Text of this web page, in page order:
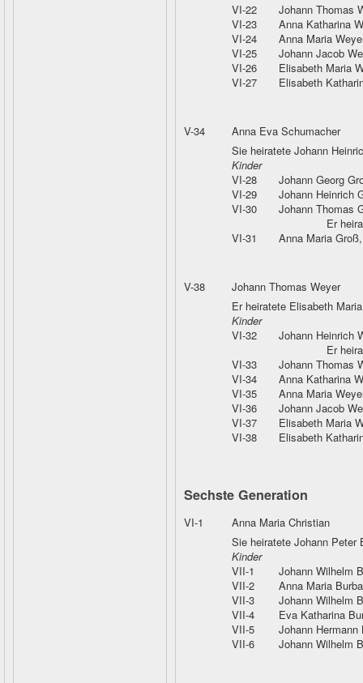
VI-22
Johann Thomas
VI-23
Anna Katharina
VI-24
Anna Maria
VI-25
Johann Jacob
VI-26
Elisabeth Maria
VI-27
Elisabeth
V-34
Anna Eva Schumacher
Sie heiratete Johann
Kinder
VI-28
Johann Georg
VI-29
Johann Heinrich
VI-30
Johann Thomas
Er
VI-31
Anna Maria Groß
V-38
Johann Thomas Weyer
Er heiratete Elisabeth
Kinder
VI-32
Johann Heinrich
Er
VI-33
Johann Thomas
VI-34
Anna Katharina
VI-35
Anna Maria
VI-36
Johann Jacob
VI-37
Elisabeth Maria
VI-38
Elisabeth
Sechste Generation
VI-1
Anna Maria Christian
Sie heiratete Johann Peter
Kinder
VII-1
Johann Wilhelm
VII-2
Anna Maria
VII-3
Johann Wilhelm
VII-4
Eva Katharina
VII-5
Johann Hermann
VII-6
Johann Wilhelm